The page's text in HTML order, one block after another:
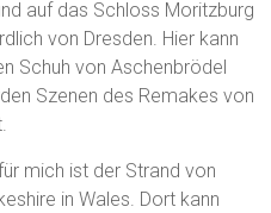
auf das Schloss Moritzburg
von Dresden. Hier kann
Schuh von Aschenbrödel
Szenen des Remakes von
mich ist der Strand von
in Wales. Dort kann